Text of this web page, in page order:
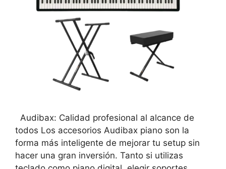
Audibax: Calidad profesional al alcance de
todos Los accesorios Audibax piano son la
forma más inteligente de mejorar tu setup sin
hacer una gran inversión. Tanto si utilizas